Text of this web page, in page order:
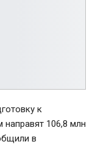
к
направят 106,8 млн
в